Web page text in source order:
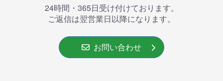
24時間・365⽇受け付けております。
ご返信は翌営業⽇以降になります。
お問い合わせ